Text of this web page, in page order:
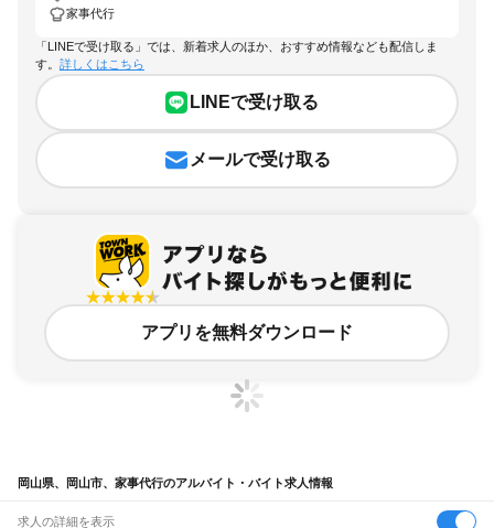
家事代行
「LINEで受け取る」では、新着求人のほか、おすすめ情報なども配信しま
す。 詳しくはこちら
LINEで受け取る
メールで受け取る
アプリを無料ダウンロード
岡山県、岡山市、家事代行のアルバイト・バイト求人情報
求人の詳細を表示